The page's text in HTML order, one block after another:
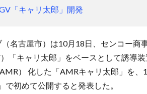
「キャリ太郎」開発
名古屋市）は10月18日、センコー商
「キャリ太郎」をベースとして誘導
） 化した「AMRキャリ太郎」を、
初めて公開すると発表した。